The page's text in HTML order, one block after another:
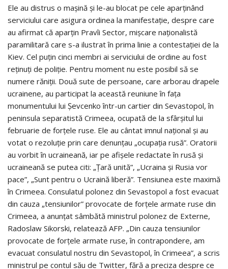
Ele au distrus o maşină şi le-au blocat pe cele aparţinând
serviciului care asigura ordinea la manifestaţie, despre care
au afirmat că aparţin Pravîi Sector, mişcare naţionalistă
paramilitară care s-a ilustrat în prima linie a contestaţiei de la
Kiev. Cel puţin cinci membri ai serviciului de ordine au fost
reţinuţi de poliţie. Pentru moment nu este posibil să se
numere răniţii. Două sute de persoane, care arborau drapele
ucrainene, au participat la această reuniune în faţa
monumentului lui Şevcenko într-un cartier din Sevastopol, în
peninsula separatistă Crimeea, ocupată de la sfârşitul lui
februarie de forţele ruse. Ele au cântat imnul naţional şi au
votat o rezoluţie prin care denunţau „ocupaţia rusă”. Oratorii
au vorbit în ucraineană, iar pe afişele redactate în rusă şi
ucraineană se putea citi: „Ţară unită”, „Ucraina şi Rusia vor
pace”, „Sunt pentru o Ucraină liberă”. Tensiunea este maximă
în Crimeea. Consulatul polonez din Sevastopol a fost evacuat
din cauza „tensiunilor” provocate de forţele armate ruse din
Crimeea, a anunţat sâmbătă ministrul polonez de Externe,
Radoslaw Sikorski, relatează AFP. „Din cauza tensiunilor
provocate de forţele armate ruse, în contrapondere, am
evacuat consulatul nostru din Sevastopol, în Crimeea”, a scris
ministrul pe contul său de Twitter, fără a preciza despre ce